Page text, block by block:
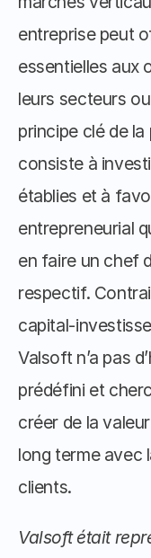
entreprise peut
essentielles aux
leurs secteurs
principe clé de
consiste à
établies et à
entrepreneurial
en faire un chef
respectif.
capital-
Valsoft n’a pas
prédéfini et
créer de la
long terme avec
clients.
Valsoft était